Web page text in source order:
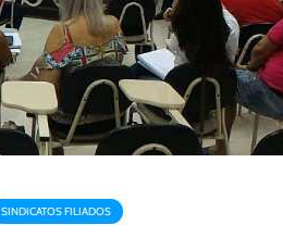
SINDICATOS FILIADOS